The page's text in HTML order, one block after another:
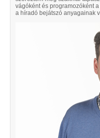
vágóként és programozóként
a híradó bejátszó anyagainak